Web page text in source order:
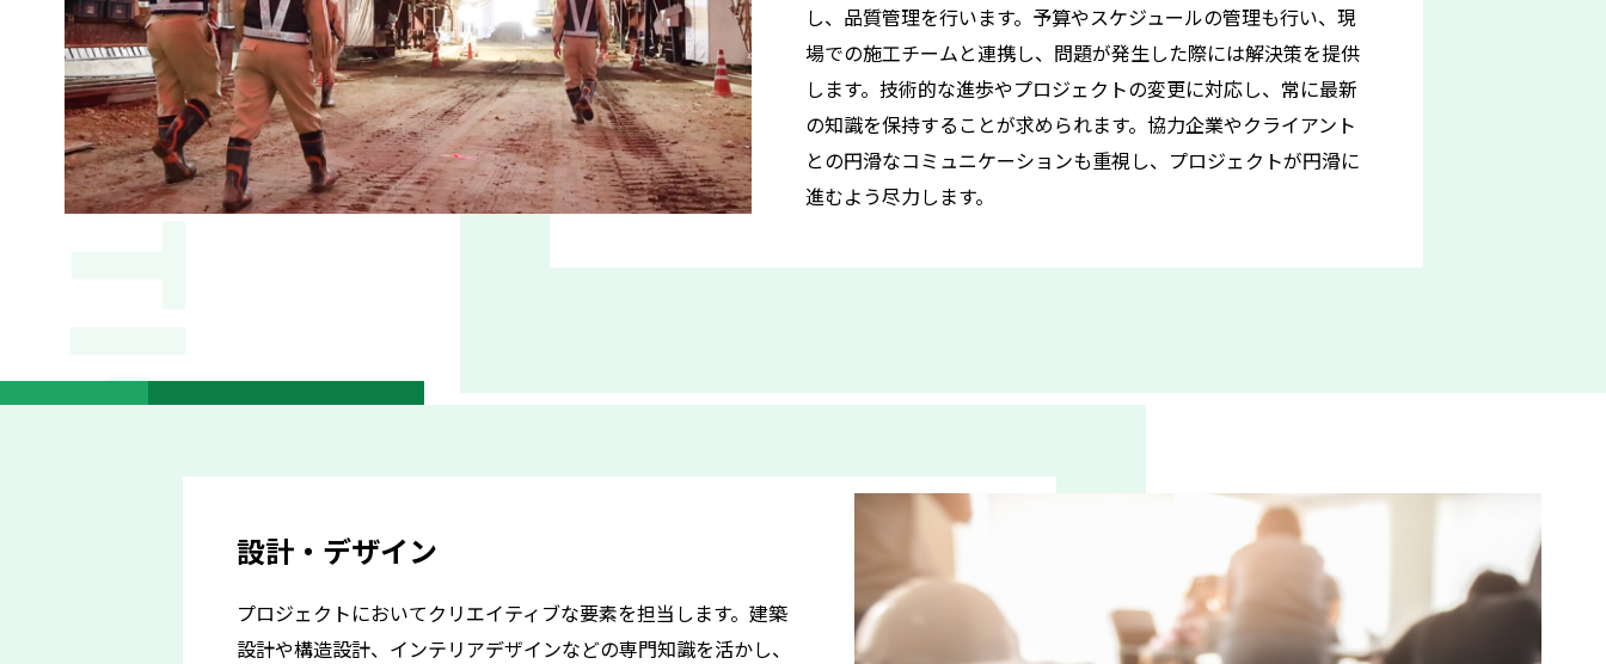
し、品質管理を行います。予算やスケジュールの管理も行い、現
場での施工チームと連携し、問題が発生した際には解決策を提供
します。技術的な進歩やプロジェクトの変更に対応し、常に最新
の知識を保持することが求められます。協力企業やクライアント
との円滑なコミュニケーションも重視し、プロジェクトが円滑に
進むよう尽力します。
設計・デザイン
プロジェクトにおいてクリエイティブな要素を担当します。建築
設計や構造設計、インテリアデザインなどの専門知識を活かし、